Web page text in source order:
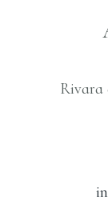
Rivara